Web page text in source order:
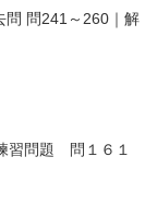
問 問241～260｜解
習問題 問１６１